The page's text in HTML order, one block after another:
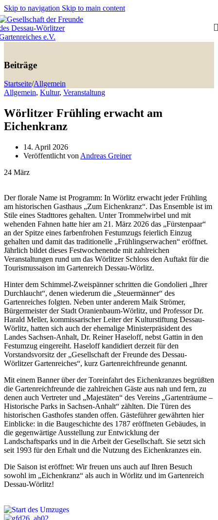
Skip to navigation Skip to main content
Beiträge
Startseite/Allgemein
Allgemein, Kultur, Veranstaltung
Wörlitzer Frühling erwacht am
Eichenkranz
14. April 2026
Veröffentlicht von Andreas Greiner
24 März
Der florale Name ist Programm: In Wörlitz erwacht jeder Frühling
am historischen Gasthaus „Zum Eichenkranz“. Das Ensemble ist im
Stile eines Stadttores gehalten. Unter Trommelwirbel und mit
wehenden Fahnen hatte hier am 21. März 2026 das „Fürstenpaar“
an der Spitze eines farbenfrohen Festumzugs feierlich Einzug
gehalten und damit das traditionelle „Frühlingserwachen“ eröffnet.
Jährlich bildet dieses Festwochenende mit zahlreichen
Veranstaltungen rund um das Wörlitzer Schloss den Auftakt für die
Tourismussaison im Gartenreich Dessau-Wörlitz.
Hinter dem Schimmel-Zweispänner schritten die Gondolieri „Ihrer
Durchlaucht“, denen wiederum die „Steuermänner“ des
Gartenreiches folgten. Neben unter anderem Maik Strömer,
Bürgermeister der Stadt Oranienbaum-Wörlitz, und Professor Dr.
Harald Meller, kommissarischer Leiter der Kulturstiftung Dessau-
Wörlitz, hatten sich auch der ehemalige Ministerpräsident des
Landes Sachsen-Anhalt, Dr. Reiner Haseloff, nebst Gattin in den
Festumzug eingereiht. Haseloff kandidiert derzeit für den
Vorstandsvorsitz der „Gesellschaft der Freunde des Dessau-
Wörlitzer Gartenreiches“, kurz Gartenreichfreunde genannt.
Mit einem Banner über der Toreinfahrt des Eichenkranzes begrüßten
die Gartenreichfreunde die zahlreichen Gäste aus nah und fern, zu
denen auch Vertreter und „Majestäten“ des Vereins „Gartenträume –
Historische Parks in Sachsen-Anhalt“ zählten. Die Türen des
historischen Gasthofes standen offen. Gästeführer gewährten hier
Einblicke: in die Baugeschichte des 1787 eröffneten Gebäudes, in
die gegenwärtige Ausstellung zur Entwicklung der
Landschaftsparks und in die Arbeit der Gesellschaft. Sie setzt sich
seit 1993 für den Erhalt und die Nutzung des Eichenkranzes ein.
Die Saison ist eröffnet: Wir freuen uns auch auf Ihren Besuch
sowohl im „Eichenkranz“ als auch in Wörlitz und im Gartenreich
Dessau-Wörlitz!